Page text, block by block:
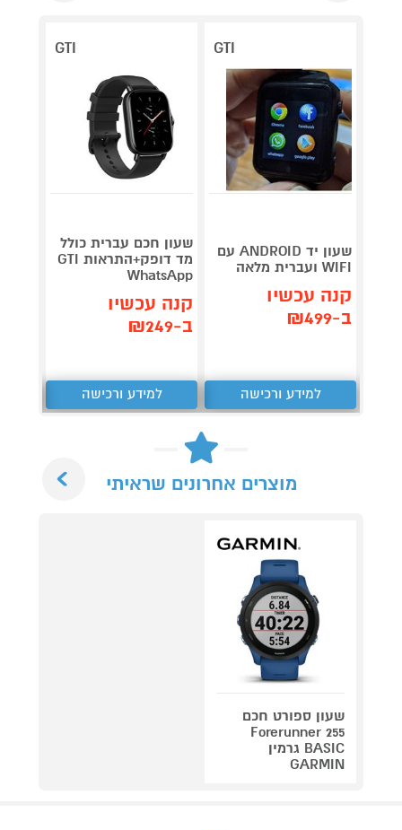
GTI
שעון יד ANDROID עם
WIFI ועברית מלאה
קנה עכשיו
ב-₪499
למידע ורכישה
GTI
שעון חכם עברית כולל
מד דופק+התראות GTI
WhatsApp
קנה עכשיו
ב-₪249
למידע ורכישה
מוצרים אחרונים שראיתי
שעון ספורט חכם
Forerunner 255
BASIC גרמין
GARMIN